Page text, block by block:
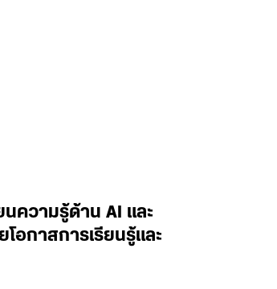
ความรู้ด้าน AI และ
โอกาสการเรียนรู้และ